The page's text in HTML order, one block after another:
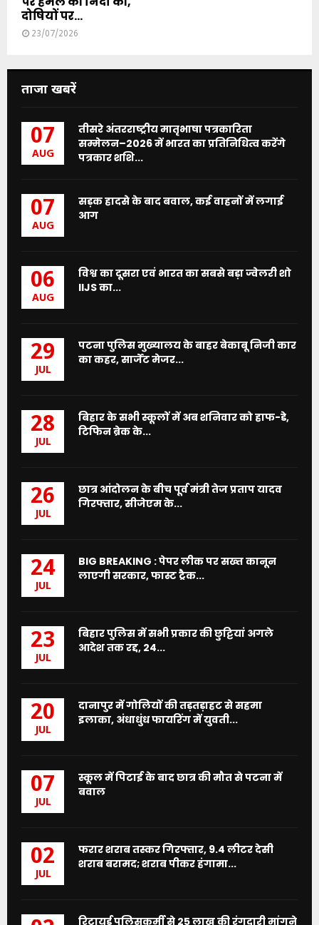
दोषियों पर...
23/07/2026
ताजा खबरें
07
AUG
तीसरे अंतरराष्ट्रीय मातृभाषा पत्रकारिता
सम्मेलन–2026 में भारत का प्रतिनिधित्व करेंगे
पत्रकार शशि...
07
AUG
सड़क हादसे के बाद बवाल, कई वाहनों में लगाई
आग
06
AUG
विश्व का दूसरा एवं भारत का सबसे बड़ा ज्वेलरी शो
IIJS का...
29
JUL
पटना पुलिस मुख्यालय के बाहर बेकाबू निजी कार
का कहर, सार्जेंट मेजर...
28
JUL
बिहार के सभी स्कूलों में अब शनिवार को हाफ-डे,
टिफिन ब्रेक के...
26
JUL
छात्र आंदोलन के बीच पूर्व मंत्री तेज प्रताप यादव
गिरफ्तार, सीजेएम के...
24
JUL
BIG BREAKING : पेपर लीक पर सख्त कानून
लाएगी सरकार, फास्ट ट्रैक...
23
JUL
बिहार पुलिस में सभी प्रकार की छुट्टियां अगले
आदेश तक रद्द, 24...
20
JUL
दानापुर में गोलियों की तड़तड़ाहट से सहमा
इलाका, अंधाधुंध फायरिंग में युवती...
07
JUL
स्कूल में पिटाई के बाद छात्र की मौत से पटना में
बवाल
02
JUL
फरार शराब तस्कर गिरफ्तार, 9.4 लीटर देसी
शराब बरामद; शराब पीकर हंगामा...
रिटायर्ड पुलिसकर्मी से 25 लाख की रंगदारी मांगने